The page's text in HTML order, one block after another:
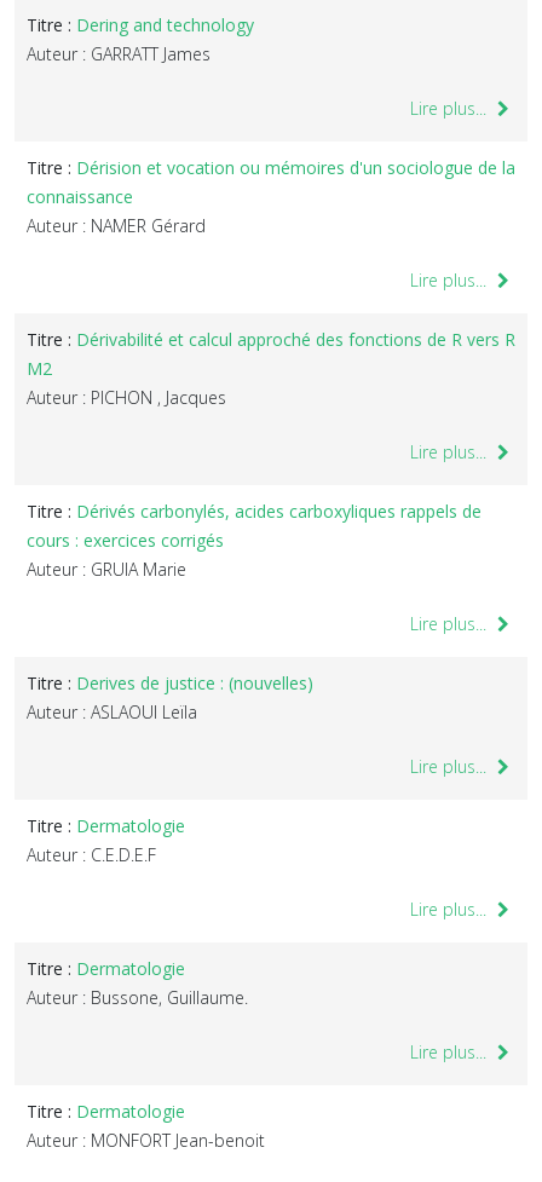
Titre : Dering and technology
Auteur : GARRATT James
Lire plus...
Titre : Dérision et vocation ou mémoires d'un sociologue de la
connaissance
Auteur : NAMER Gérard
Lire plus...
Titre : Dérivabilité et calcul approché des fonctions de R vers R
M2
Auteur : PICHON , Jacques
Lire plus...
Titre : Dérivés carbonylés, acides carboxyliques rappels de
cours : exercices corrigés
Auteur : GRUIA Marie
Lire plus...
Titre : Derives de justice : (nouvelles)
Auteur : ASLAOUI Leïla
Lire plus...
Titre : Dermatologie
Auteur : C.E.D.E.F
Lire plus...
Titre : Dermatologie
Auteur : Bussone, Guillaume.
Lire plus...
Titre : Dermatologie
Auteur : MONFORT Jean-benoit